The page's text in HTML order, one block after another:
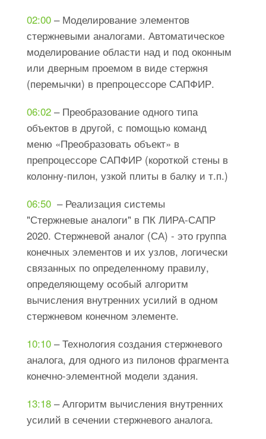
02:00 – Моделирование элементов
стержневыми аналогами. Автоматическое
моделирование области над и под оконным
или дверным проемом в виде стержня
(перемычки) в препроцессоре САПФИР.
06:02 – Преобразование одного типа
объектов в другой, с помощью команд
меню «Преобразовать объект» в
препроцессоре САПФИР (короткой стены в
колонну-пилон, узкой плиты в балку и т.п.)
06:50 ​ – Реализация системы
"Стержневые аналоги" в ПК ЛИРА-САПР
2020. Стержневой аналог (СА) - это группа
конечных элементов и их узлов, логически
связанных по определенному правилу,
определяющему особый алгоритм
вычисления внутренних усилий в одном
стержневом конечном элементе.
10:10 ​ – Технология создания стержневого
аналога, для одного из пилонов фрагмента
конечно-элементной модели здания.
13:18 – Алгоритм вычисления внутренних
усилий в сечении стержневого аналога.